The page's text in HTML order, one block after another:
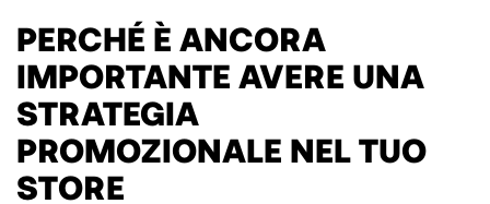
PERCHÉ È ANCORA
IMPORTANTE AVERE UNA
STRATEGIA
PROMOZIONALE NEL TUO
STORE